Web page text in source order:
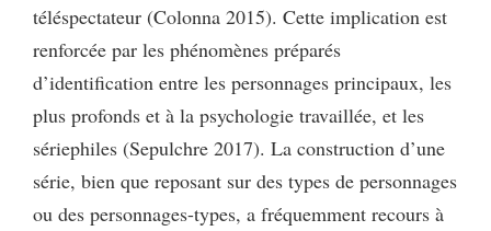
téléspectateur (Colonna 2015). Cette implication est
renforcée par les phénomènes préparés
d’identification entre les personnages principaux, les
plus profonds et à la psychologie travaillée, et les
sériephiles (Sepulchre 2017). La construction d’une
série, bien que reposant sur des types de personnages
ou des personnages-types, a fréquemment recours à